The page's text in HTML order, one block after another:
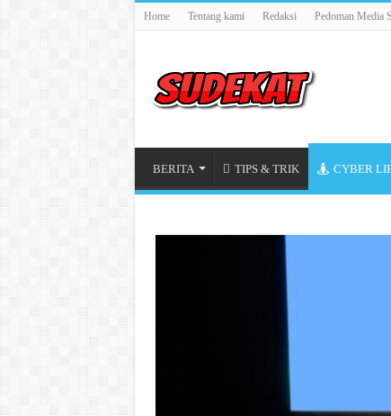
Home Tentang kami Redaksi Pedoman Media
BERITA TIPS & TRIK CYBER